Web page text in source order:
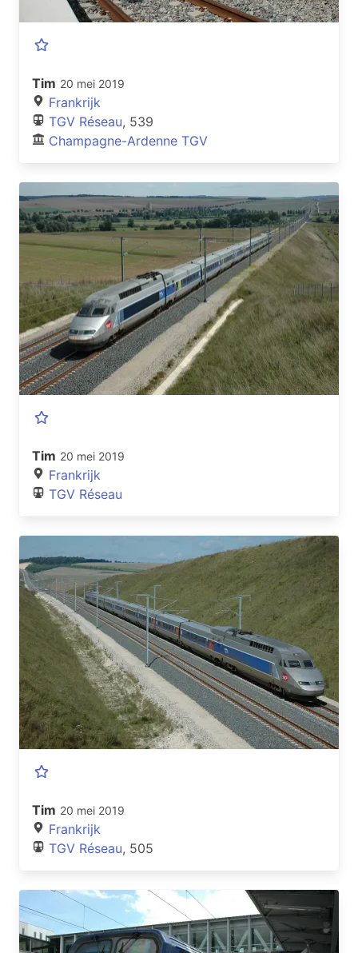
Tim 20 mei 2019
Frankrijk
TGV Réseau, 539
Champagne-Ardenne TGV
Tim 20 mei 2019
Frankrijk
TGV Réseau
Tim 20 mei 2019
Frankrijk
TGV Réseau, 505